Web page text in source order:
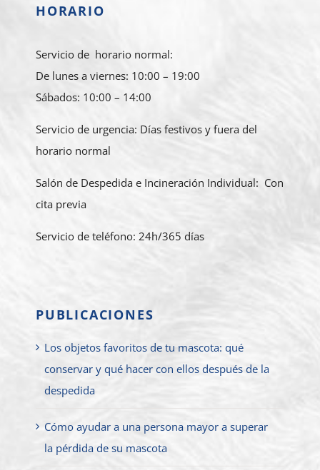
HORARIO
Servicio de horario normal:
De lunes a viernes: 10:00 – 19:00
Sábados: 10:00 – 14:00
Servicio de urgencia: Días festivos y fuera del
horario normal
Salón de Despedida e Incineración Individual: Con
cita previa
Servicio de teléfono: 24h/365 días
PUBLICACIONES
Los objetos favoritos de tu mascota: qué
conservar y qué hacer con ellos después de la
despedida
Cómo ayudar a una persona mayor a superar
la pérdida de su mascota